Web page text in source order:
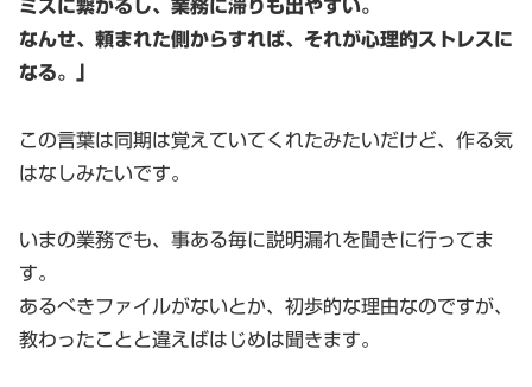
ミスに繋がるし、業務に滞りも出やすい。
なんせ、頼まれた側からすれば、それが心理的ストレスに
なる。」
この言葉は同期は覚えていてくれたみたいだけど、作る気
はなしみたいです。
いまの業務でも、事ある毎に説明漏れを聞きに行ってま
す。
あるべきファイルがないとか、初歩的な理由なのですが、
教わったことと違えばはじめは聞きます。